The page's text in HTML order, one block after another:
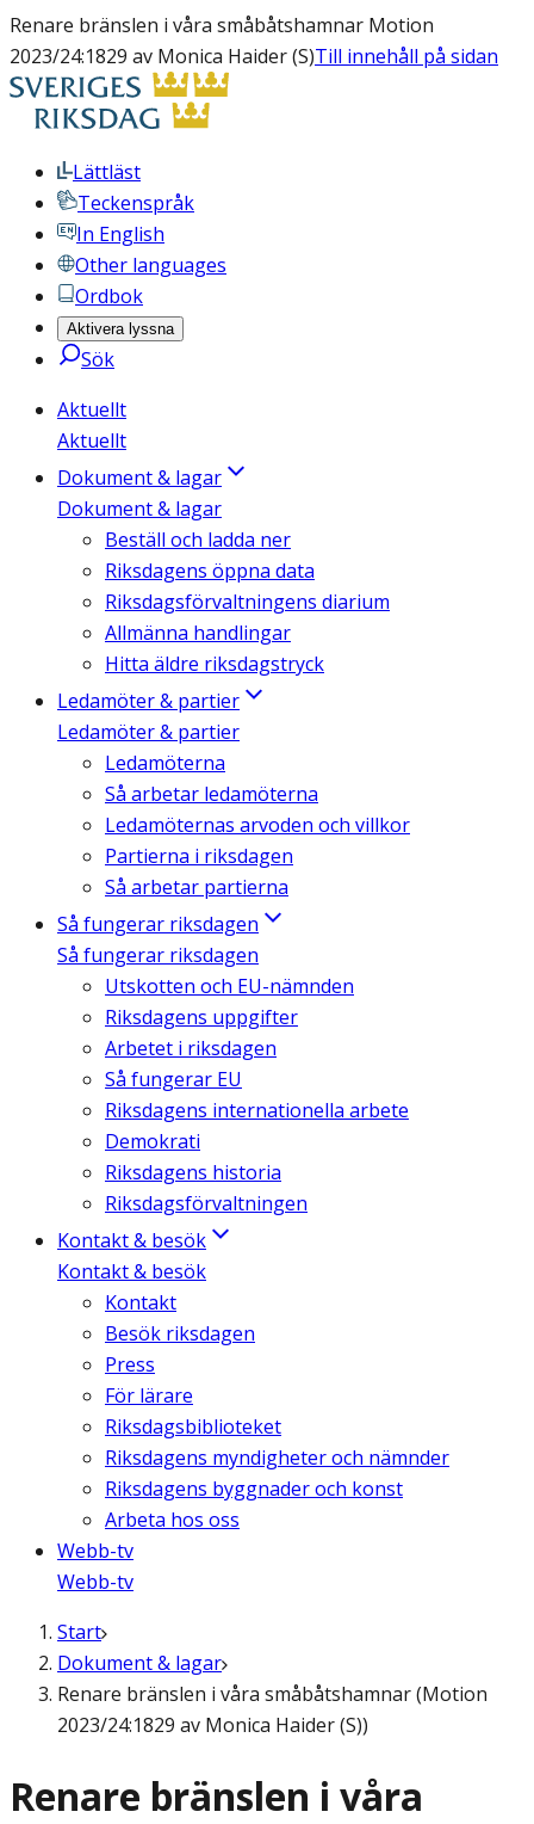
Renare bränslen i våra småbåtshamnar Motion
2023/24:1829 av Monica Haider (S)Till innehåll på sidan
Lättläst
Teckenspråk
In English
Other languages
Ordbok
Aktivera lyssna
Sök
Aktuellt
Aktuellt
Dokument & lagar
Dokument & lagar
Beställ och ladda ner
Riksdagens öppna data
Riksdagsförvaltningens diarium
Allmänna handlingar
Hitta äldre riksdagstryck
Ledamöter & partier
Ledamöter & partier
Ledamöterna
Så arbetar ledamöterna
Ledamöternas arvoden och villkor
Partierna i riksdagen
Så arbetar partierna
Så fungerar riksdagen
Så fungerar riksdagen
Utskotten och EU-nämnden
Riksdagens uppgifter
Arbetet i riksdagen
Så fungerar EU
Riksdagens internationella arbete
Demokrati
Riksdagens historia
Riksdagsförvaltningen
Kontakt & besök
Kontakt & besök
Kontakt
Besök riksdagen
Press
För lärare
Riksdagsbiblioteket
Riksdagens myndigheter och nämnder
Riksdagens byggnader och konst
Arbeta hos oss
Webb-tv
Webb-tv
Start
Dokument & lagar
Renare bränslen i våra småbåtshamnar (Motion
2023/24:1829 av Monica Haider (S))
Renare bränslen i våra